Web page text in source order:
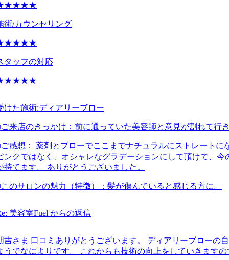
術/カウンセリング
タッフの対応
けた施術:ディアリーブロー
来店のきっかけ： 前に通っていた美容師と意見が割れて行
感想：
薬剤とブローでここまでナチュラルにストレート
ンクではなく、オシャレなグラデーションにして頂けて、
持てます。 ありがとうございました。
のサロンの魅力（特徴）： 髪が傷んでいると感じる方に。
美容室Fuel からの返信
吉さま 口コミありがとうございます。 ディアリーブローの
うでなによりです。 これからも技術の向上をしていきます